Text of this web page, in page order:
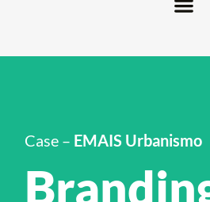
Case – EMAIS Urbanismo